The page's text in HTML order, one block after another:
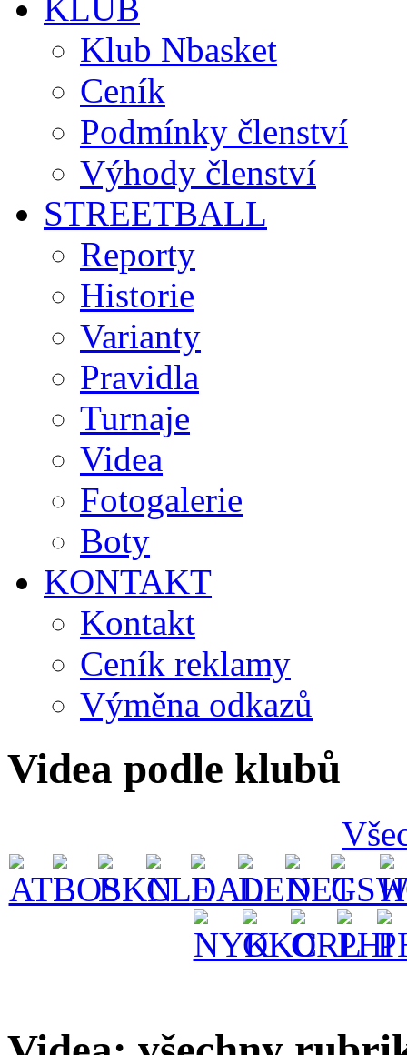
KLUB
Klub Nbasket
Ceník
Podmínky členství
Výhody členství
STREETBALL
Reporty
Historie
Varianty
Pravidla
Turnaje
Videa
Fotogalerie
Boty
KONTAKT
Kontakt
Ceník reklamy
Výměna odkazů
Videa podle klubů